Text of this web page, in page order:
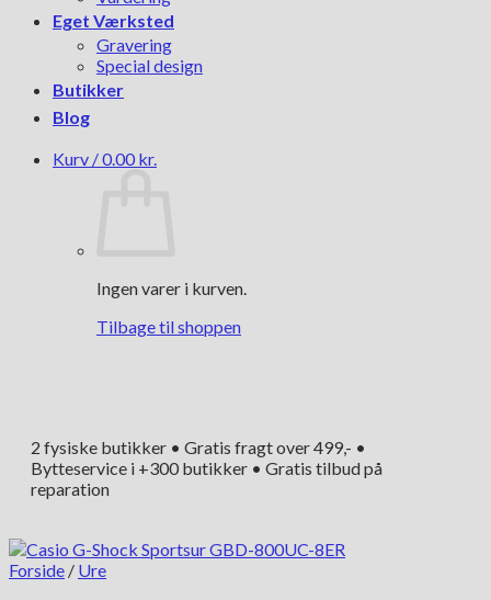
Eget Værksted
Gravering
Special design
Butikker
Blog
Kurv /0.00 kr.
Ingen varer i kurven.
Tilbage til shoppen
2 fysiske butikker • Gratis fragt over 499,- •
Bytteservice i +300 butikker • Gratis tilbud på
reparation
Forside / Ure